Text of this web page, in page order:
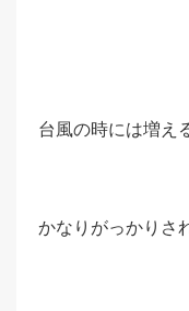
台風の時には増え
かなりがっかりさ